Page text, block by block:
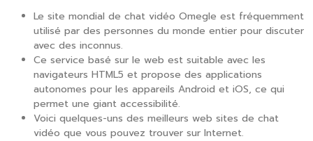
Le site mondial de chat vidéo Omegle est fréquemment
utilisé par des personnes du monde entier pour discuter
avec des inconnus.
Ce service basé sur le web est suitable avec les
navigateurs HTML5 et propose des applications
autonomes pour les appareils Android et iOS, ce qui
permet une giant accessibilité.
Voici quelques-uns des meilleurs web sites de chat
vidéo que vous pouvez trouver sur Internet.